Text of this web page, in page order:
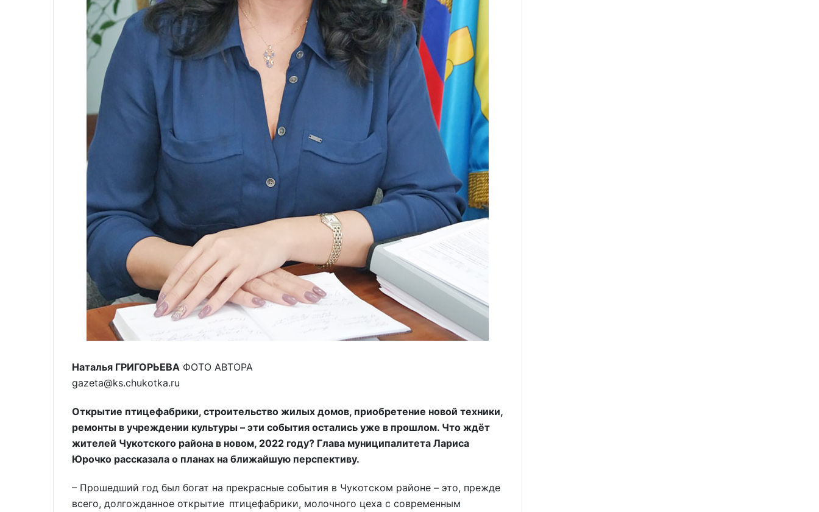
Наталья ГРИГОРЬЕВА ФОТО АВТОРА
gazeta@ks.chukotka.ru
Открытие птицефабрики, строительство жилых домов, приобретение новой техники,
ремонты в учреждении культуры – эти события остались уже в прошлом. Что ждёт
жителей Чукотского района в новом, 2022 году? Глава муниципалитета Лариса
Юрочко рассказала о планах на ближайшую перспективу.
– Прошедший год был богат на прекрасные события в Чукотском районе – это, прежде
всего, долгожданное открытие птицефабрики, молочного цеха с современным